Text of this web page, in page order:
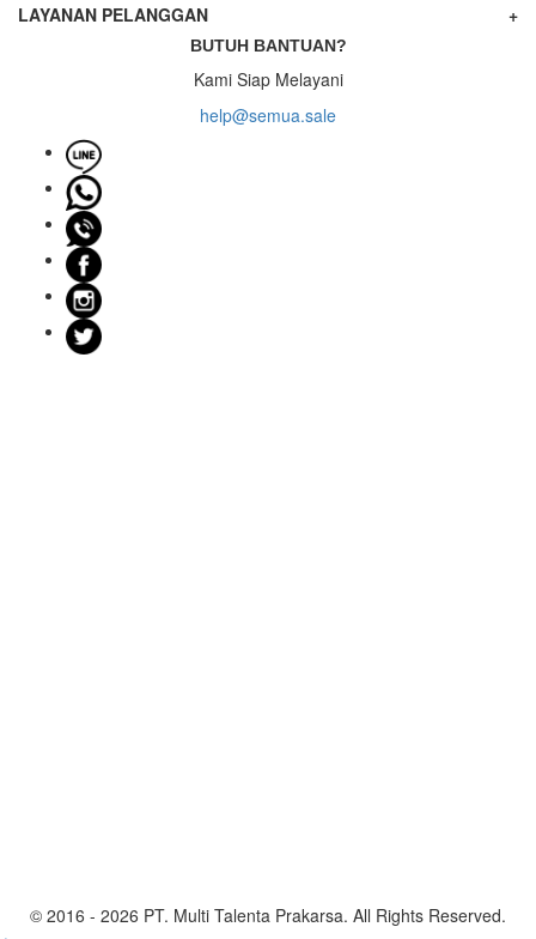
LAYANAN PELANGGAN
+
BUTUH BANTUAN?
Kami Siap Melayani
help@semua.sale
© 2016 - 2026 PT. Multi Talenta Prakarsa. All Rights Reserved.